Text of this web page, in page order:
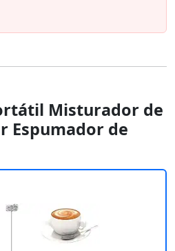
Misturador de
Espumador de